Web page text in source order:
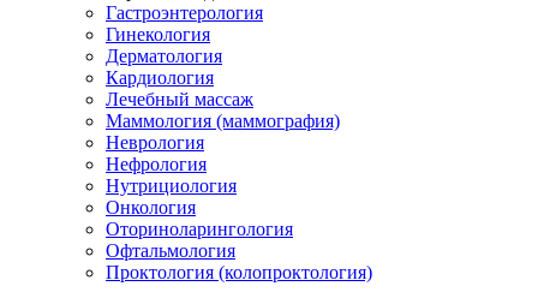
Гастроэнтерология
Гинекология
Дерматология
Кардиология
Лечебный массаж
Маммология (маммография)
Неврология
Нефрология
Нутрициология
Онкология
Оториноларингология
Офтальмология
Проктология (колопроктология)